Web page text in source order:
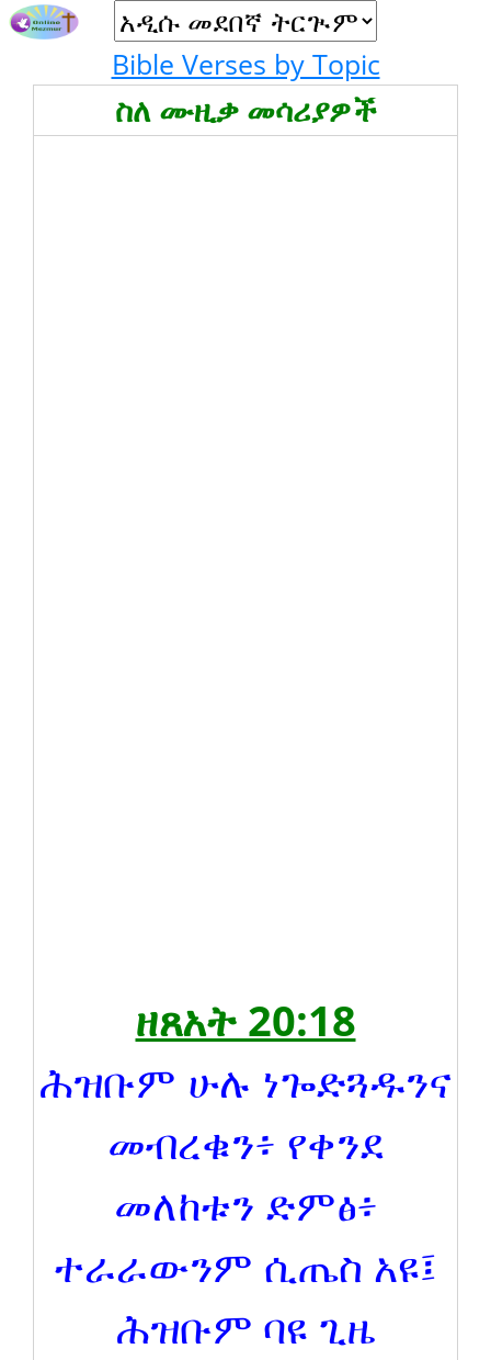
Bible Verses by Topic
ስለ ሙዚቃ መሳሪያዎች
ዘጸአት 20:18
ሕዝቡም ሁሉ ነጐድጓዱንና
መብረቁን፥ የቀንደ
መለከቱን ድምፅ፥
ተራራውንም ሲጤስ አዩ፤
ሕዝቡም ባዩ ጊዜ